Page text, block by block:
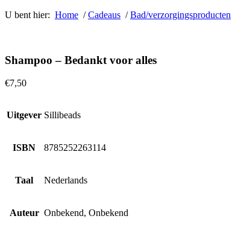
U bent hier: Home /Cadeaus /Bad/verzorgingsproducten
Shampoo – Bedankt voor alles
€7,50
Uitgever Sillibeads
ISBN 8785252263114
Taal Nederlands
Auteur Onbekend, Onbekend